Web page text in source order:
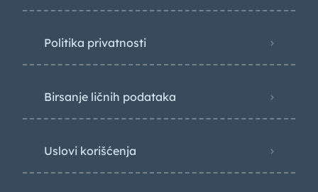
Politika privatnosti
Birsanje ličnih podataka
Uslovi korišćenja